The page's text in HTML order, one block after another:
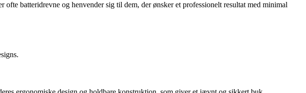
batteridrevne og henvender sig til dem, der ønsker et professionelt resultat med minimal